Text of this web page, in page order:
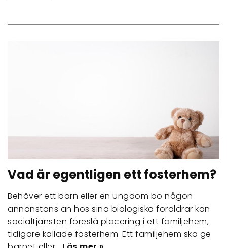
Vad är egentligen ett fosterhem?
Behöver ett barn eller en ungdom bo någon
annanstans än hos sina biologiska föräldrar kan
socialtjänsten föreslå placering i ett familjehem,
tidigare kallade fosterhem. Ett familjehem ska ge